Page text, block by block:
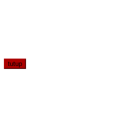
tutup